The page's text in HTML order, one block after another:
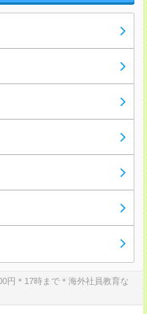
円＊17時まで＊海外社員教育な